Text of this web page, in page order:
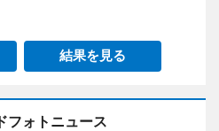
結果を見る
フォトニュース